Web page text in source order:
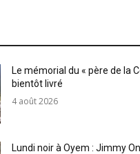
Le mémorial du « père de la
bientôt livré
4 août 2026
Lundi noir à Oyem : Jimmy